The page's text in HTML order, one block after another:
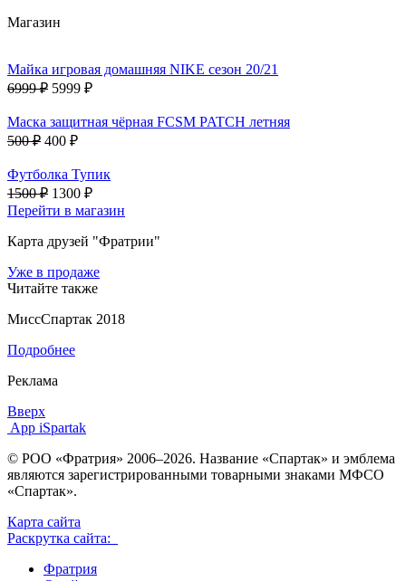
Магазин
Майка игровая домашняя NIKE сезон 20/21
6999 ₽ 5999 ₽
Маска защитная чёрная FCSM PATCH летняя
500 ₽ 400 ₽
Футболка Тупик
1500 ₽ 1300 ₽
Перейти в магазин
Карта друзей "Фратрии"
Уже в продаже
Читайте также
МиссСпартак 2018
Подробнее
Реклама
Вверх
App iSpartak
© РОО «Фратрия» 2006–2026. Название «Спартак» и эмблема
являются зарегистрированными товарными знаками МФСО
«Спартак».
Карта сайта
Раскрутка сайта:
Фратрия